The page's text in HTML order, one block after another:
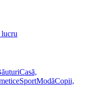
lucru
Casă,
SportModăCopii,